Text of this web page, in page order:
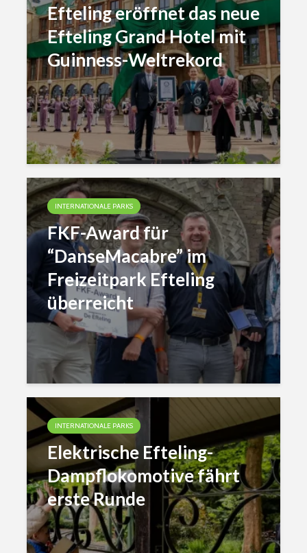
Efteling eröffnet das neue
Efteling Grand Hotel mit
Guinness-Weltrekord
INTERNATIONALE PARKS
FKF-Award für
“DanseMacabre” im
Freizeitpark Efteling
überreicht
INTERNATIONALE PARKS
Elektrische Efteling-
Dampflokomotive fährt
erste Runde